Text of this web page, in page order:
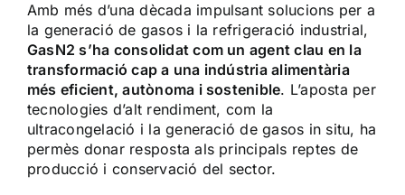
Amb més d’una dècada impulsant solucions per a
la generació de gasos i la refrigeració industrial,
GasN2 s’ha consolidat com un agent clau en la
transformació cap a una indústria alimentària
més eficient, autònoma i sostenible. L’aposta per
tecnologies d’alt rendiment, com la
ultracongelació i la generació de gasos in situ, ha
permès donar resposta als principals reptes de
producció i conservació del sector.